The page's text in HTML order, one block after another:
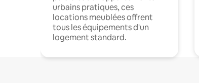
urbains pratiques, ces
locations meublées offrent
tous les équipements d'un
logement standard.